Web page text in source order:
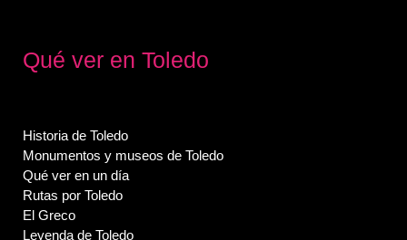
Qué ver en Toledo
Historia de Toledo
Monumentos y museos de Toledo
Qué ver en un día
Rutas por Toledo
El Greco
Leyenda de Toledo